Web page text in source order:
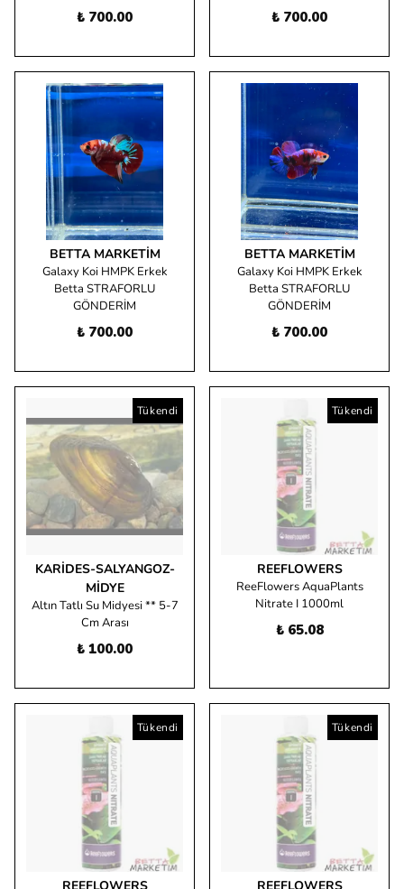
₺ 700.00 ₺ 700.00
BETTA MARKETIM
Galaxy Koi HMPK Erkek
Betta STRAFORLU
GÖNDERİM
₺ 700.00
BETTA MARKETIM
Galaxy Koi HMPK Erkek
Betta STRAFORLU
GÖNDERİM
₺ 700.00
Tükendi
KARIDES-SALYANGOZ-
MIDYE
Altın Tatlı Su Midyesi ** 5-7
Cm Arası
₺ 100.00
Tükendi
REEFLOWERS
ReeFlowers AquaPlants
Nitrate I 1000ml
₺ 65.08
Tükendi Tükendi